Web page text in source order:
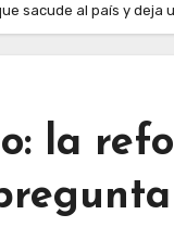
sacude al país y deja
la